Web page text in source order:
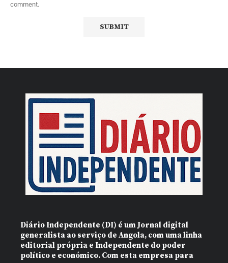
comment.
Diário Independente (DI) é um Jornal digital
generalista ao serviço de Angola, com uma linha
editorial própria e Independente do poder
político e económico. Com esta empresa para